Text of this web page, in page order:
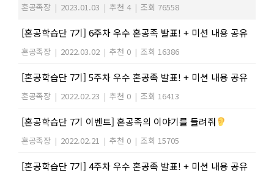
혼공족장 | 2023.01.03 | 추천 4 | 조회 76558
[혼공학습단 7기] 6주차 우수 혼공족 발표! + 미션 내용 공유
혼공족장 | 2022.03.02 | 추천 0 | 조회 16386
[혼공학습단 7기] 5주차 우수 혼공족 발표! + 미션 내용 공유
혼공족장 | 2022.02.23 | 추천 0 | 조회 16413
[혼공학습단 7기 이벤트] 혼공족의 이야기를 들려줘
혼공족장 | 2022.02.21 | 추천 0 | 조회 15705
[혼공학습단 7기] 4주차 우수 혼공족 발표! + 미션 내용 공유